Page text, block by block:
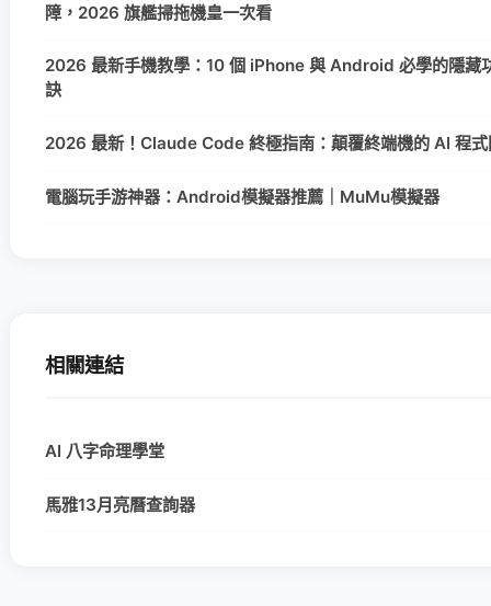
障，2026 旗艦掃拖機皇一次看
2026 最新手機教學：10 個 iPhone 與 Android 必學的隱藏
訣
2026 最新！Claude Code 終極指南：顛覆終端機的 AI 程式
電腦玩手游神器：Android模擬器推薦｜MuMu模擬器
相關連結
AI 八字命理學堂
馬雅13月亮曆查詢器